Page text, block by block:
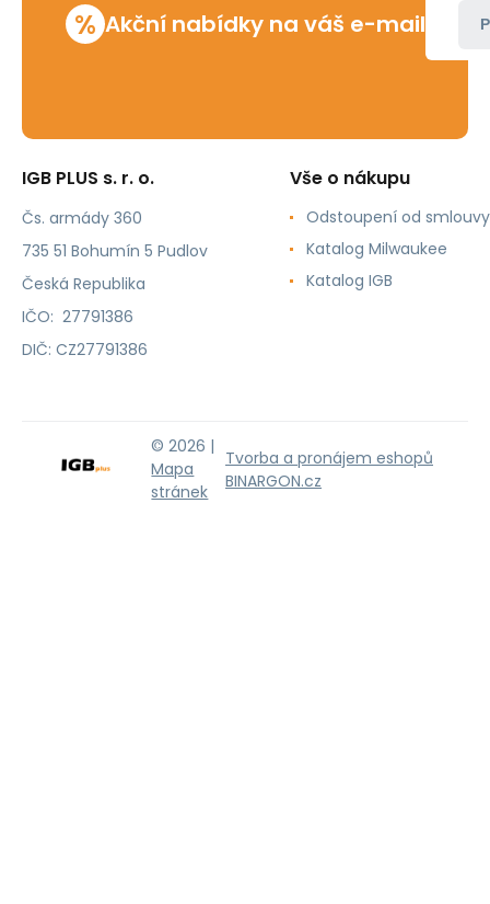
% Akční nabídky na váš e-mail
IGB PLUS s. r. o.
Čs. armády 360
735 51 Bohumín 5 Pudlov
Česká Republika
IČO: 27791386
DIČ: CZ27791386
Vše o nákupu
Odstoupení od smlouvy
Katalog Milwaukee
Katalog IGB
© 2026 |
Mapa
stránek
Tvorba a pronájem eshopů
BINARGON.cz